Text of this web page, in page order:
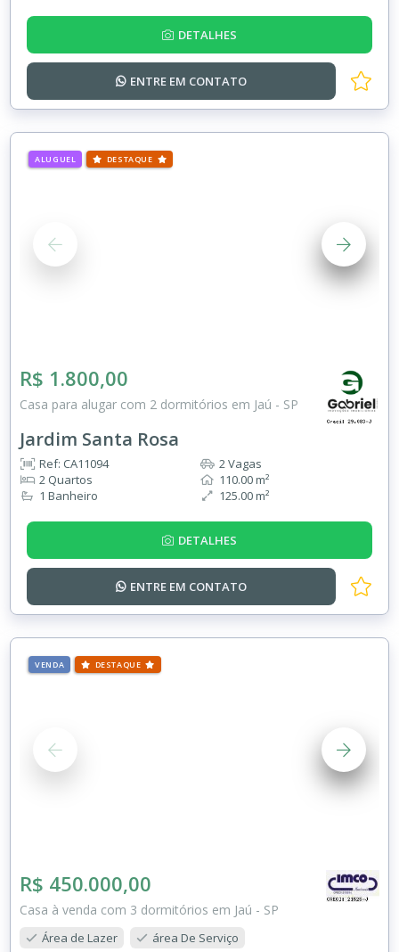
DETALHES
ENTRE EM CONTATO
ALUGUEL DESTAQUE
R$ 1.800,00
Casa para alugar com 2 dormitórios em Jaú - SP
Jardim Santa Rosa
Ref: CA11094
2 Quartos
1 Banheiro
2 Vagas
110.00 m²
125.00 m²
DETALHES
ENTRE EM CONTATO
VENDA DESTAQUE
R$ 450.000,00
Casa à venda com 3 dormitórios em Jaú - SP
Área de Lazer
área De Serviço